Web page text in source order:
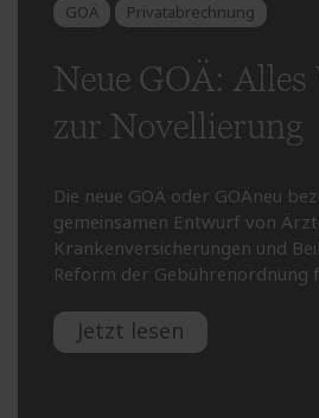
GOÄ Privatabrechnung
Neue GOÄ:
zur Novellierung
Die neue GOÄ oder GOÄneu
gemeinsamen Entwurf von
Krankenversicherungen und
Reform der Gebührenordnung
Jetzt lesen